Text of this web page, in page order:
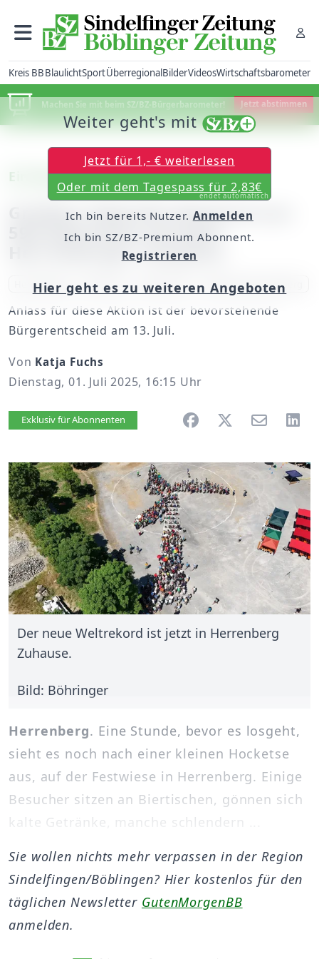
Kreis BBBlaulichtSportÜberregionalBilderVideosWirtschaftsbarometer
Machen Sie mit beim SZ/BZ-Bürgerbarometer! Jetzt abstimmen
Ein blaues Band für alle
Größtes lebendes Windrad aus
598 Menschen auf dem
Herrenberger Festplatz
Herrenberg Windrad Weltrekord Baden-Württemberg
Anlass für diese Aktion ist der bevorstehende
Bürgerentscheid am 13. Juli.
Von Katja Fuchs
Dienstag, 01. Juli 2025, 16:15 Uhr
Artikel vorlesen
Exklusiv für Abonnenten
Der neue Weltrekord ist jetzt in Herrenberg
Zuhause.
Bild: Böhringer
Herrenberg. Eine Stunde, bevor es losgeht,
sieht es noch nach einer kleinen Hocketse
aus, auf der Festwiese in Herrenberg. Einige
Besucher sitzen an Biertischen, gönnen sich
kalte Getränke, manche schlendern ...
Weiter geht's mit
Jetzt für 1,- € weiterlesen
Oder mit dem Tagespass für 2,83€
endet automatisch
Ich bin bereits Nutzer. Anmelden
Ich bin SZ/BZ-Premium Abonnent.
Registrieren
Hier geht es zu weiteren Angeboten
Sie wollen nichts mehr verpassen in der Region
Sindelfingen/Böblingen? Hier kostenlos für den
täglichen Newsletter GutenMorgenBB
anmelden.